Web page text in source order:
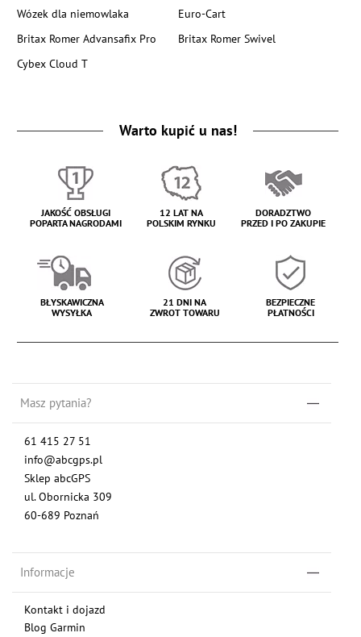
Wózek dla niemowlaka
Euro-Cart
Britax Romer Advansafix Pro
Britax Romer Swivel
Cybex Cloud T
Warto kupić u nas!
JAKOŚĆ OBSŁUGI
POPARTA NAGRODAMI
12 LAT NA
POLSKIM RYNKU
DORADZTWO
PRZED I PO ZAKUPIE
BŁYSKAWICZNA
WYSYŁKA
21 DNI NA
ZWROT TOWARU
BEZPIECZNE
PŁATNOŚCI
Masz pytania?
61 415 27 51
info@abcgps.pl
Sklep abcGPS
ul. Obornicka 309
60-689 Poznań
Informacje
Kontakt i dojazd
Blog Garmin